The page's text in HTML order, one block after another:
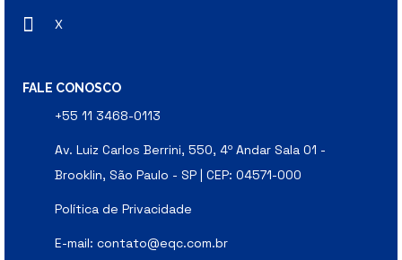
X
FALE CONOSCO
+55 11 3468-0113
Av. Luiz Carlos Berrini, 550, 4º Andar Sala 01 -
Brooklin, São Paulo - SP | CEP: 04571-000
Política de Privacidade
E-mail: contato@eqc.com.br